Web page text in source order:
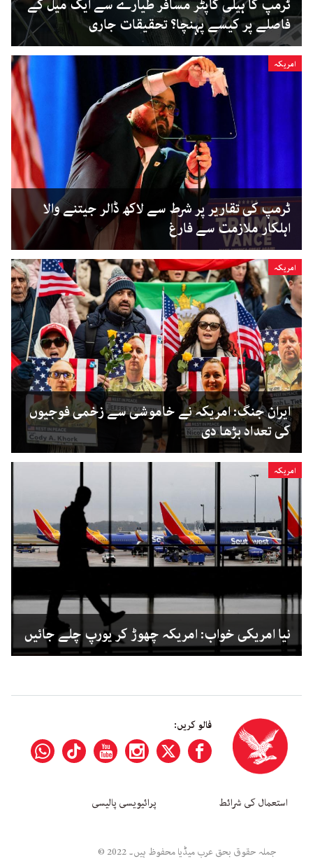
ٹرمپ کا ہیلی کاپٹر مسافر طیارے سے ایک میل کے
فاصلے پر کیسے پہنچا؟ تحقیقات جاری
امریکہ
ٹرمپ کی تقاریر پر شرط سے لاکھ ڈالر جیتنے والا
اہلکار ملازمت سے فارغ
امریکہ
ایران جنگ: امریکہ نے خاموشی سے زخمی فوجیوں
کی تعداد بڑھا دی
امریکہ
نیا امریکی خواب: امریکہ چھوڑ کر یورپ چلے جائیں
فالو کریں:
استعمال کی شرائط پرائیویسی پالیسی
جملہ حقوق بحق عرب میڈیا محفوظ ہیں۔ 2022 ©